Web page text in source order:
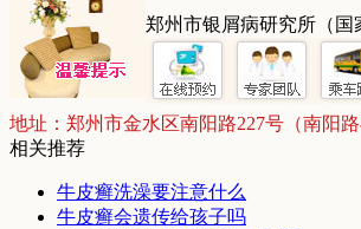
郑州市银屑病研究所（国
地址：郑州市金水区南阳路227号（南阳
相关推荐
牛皮癣洗澡要注意什么
牛皮癣会遗传给孩子吗